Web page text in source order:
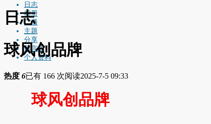
日志
相册
广播
主题
分享
留言板
个人资料
日志
球风创品牌
热度 6已有 166 次阅读2025-7-5 09:33
球风创品牌